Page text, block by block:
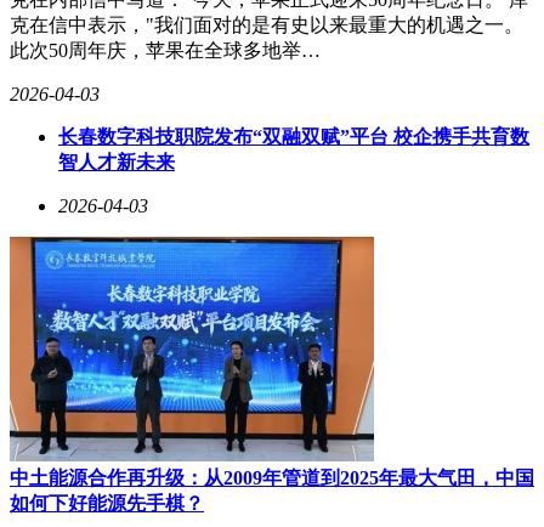
丝芭传媒的合约纠纷并非个例。公开资料显示，该公司近年与
黄婷婷、冯薪朵、赵嘉敏等多名艺人存在法律争议。2019年，
黄婷婷因解约被判支付350万元违约金；2023年，公司名下涉
及大量合同纠纷案件，被告方多为旗下艺人。天眼查数据显
示，丝芭传媒参保人数从2023年的209人锐减至2025年的2人，
反映其经营困境。
作为曾以SNH48模式闻名的“偶像制造机”，丝芭传媒的辉煌已
成过去。2017年C轮融资后，公司估值超50亿元，但2021年E
轮融资后未再获得资本支持。北京产权交易所信息显示，君联
克在信中表示，"我们面对的是有史以来最重大的机遇之一。
此次50周年庆，苹果在全球多地举…
2026-04-03
长春数字科技职院发布“双融双赋”平台 校企携手共育数
智人才新未来
2026-04-03
中土能源合作再升级：从2009年管道到2025年最大气田，中国
如何下好能源先手棋？